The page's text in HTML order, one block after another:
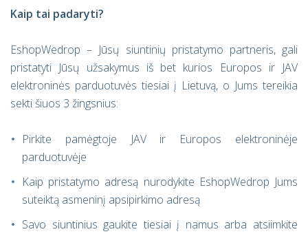
Kaip tai padaryti?
EshopWedrop – Jūsų siuntinių pristatymo partneris, gali
pristatyti Jūsų užsakymus iš bet kurios Europos ir JAV
elektroninės parduotuvės tiesiai į Lietuvą, o Jums tereikia
sekti šiuos 3 žingsnius:
Pirkite pamėgtoje JAV ir Europos elektroninėje
parduotuvėje
Kaip pristatymo adresą nurodykite EshopWedrop Jums
suteiktą asmeninį apsipirkimo adresą
Savo siuntinius gaukite tiesiai į namus arba atsiimkite